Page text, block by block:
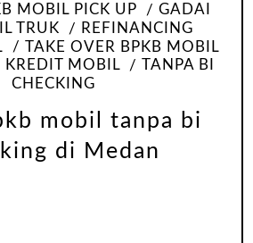
MOBIL PICK UP
GADAI
TRUK
REFINANCING
TAKE OVER BPKB MOBIL
KREDIT MOBIL
TANPA BI
CHECKING
mobil tanpa bi
di Medan